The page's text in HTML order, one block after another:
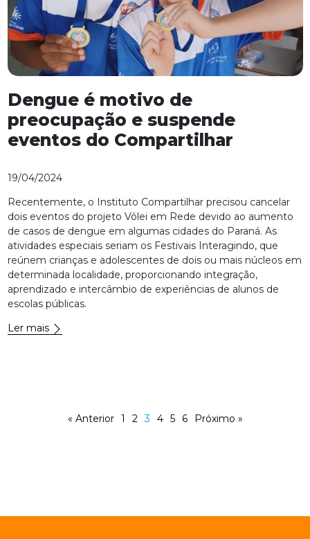
Dengue é motivo de
preocupação e suspende
eventos do Compartilhar
19/04/2024
Recentemente, o Instituto Compartilhar precisou cancelar
dois eventos do projeto Vôlei em Rede devido ao aumento
de casos de dengue em algumas cidades do Paraná. As
atividades especiais seriam os Festivais Interagindo, que
reúnem crianças e adolescentes de dois ou mais núcleos em
determinada localidade, proporcionando integração,
aprendizado e intercâmbio de experiências de alunos de
escolas públicas.
Ler mais
« Anterior 1 2 3 4 5 6 Próximo »